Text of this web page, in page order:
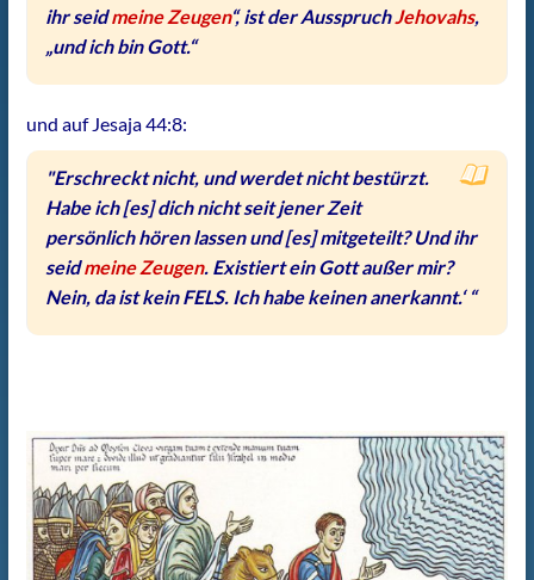
ihr seidmeine Zeugen“, ist der AusspruchJehovahs,
„und ich bin Gott.“
und auf Jesaja 44:8:
"Erschreckt nicht, und werdet nicht bestürzt.
Habe ich [es] dich nicht seit jener Zeit
persönlich hören lassen und [es] mitgeteilt? Und ihr
seidmeine Zeugen. Existiert ein Gott außer mir?
Nein, da ist kein FELS. Ich habe keinen anerkannt.‘ “